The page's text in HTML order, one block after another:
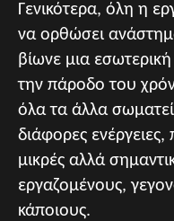
Γενικότερα, όλη η
να ορθώσει
βίωνε μια
την πάροδο του
όλα τα άλλα
διάφορες
μικρές αλλά
εργαζομένους,
κάποιους.